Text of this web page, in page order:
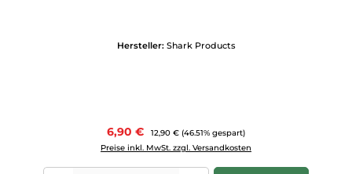
Hersteller: Shark Products
Verkaufspreis:
6,90 € Regulärer Preis:
12,90 € (46.51% gespart)
Preise inkl. MwSt. zzgl. Versandkosten